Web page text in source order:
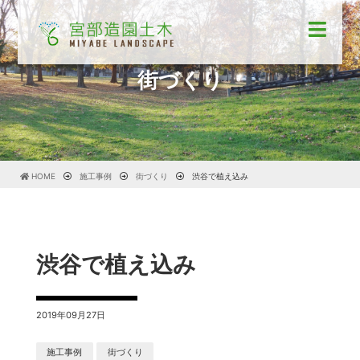
街づくり
HOME 施工事例 街づくり 渋谷で植え込み
渋谷で植え込み
2019年09月27日
施工事例 街づくり